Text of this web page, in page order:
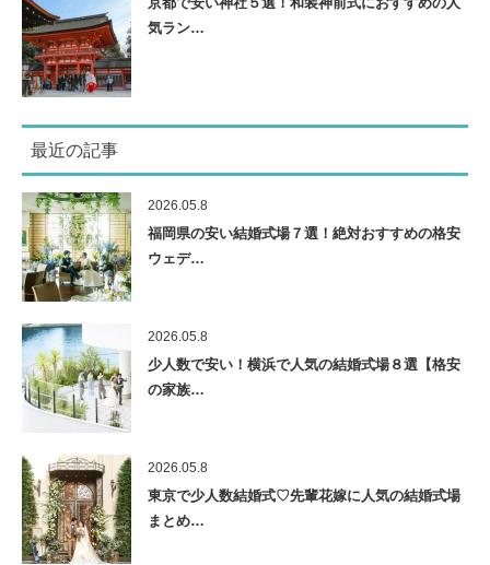
気ラン…
最近の記事
2026.05.8
福岡県の安い結婚式場７選！絶対おすすめの格安
ウェデ…
2026.05.8
少人数で安い！横浜で人気の結婚式場８選【格安
の家族…
2026.05.8
東京で少人数結婚式♡先輩花嫁に人気の結婚式場
まとめ…